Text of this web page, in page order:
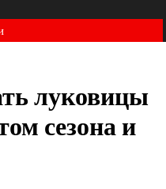
луковицы
сезона и